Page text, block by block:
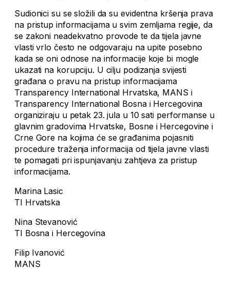
Sudionici su se složili da su evidentna kršenja prava
na pristup informacijama u svim zemljama regije, da
se zakoni neadekvatno provode te da tijela javne
vlasti vrlo često ne odgovaraju na upite posebno
kada se oni odnose na informacije koje bi mogle
ukazati na korupciju. U cilju podizanja svijesti
građana o pravu na pristup informacijama
Transparency International Hrvatska, MANS i
Transparency International Bosna i Hercegovina
organiziraju u petak 23. jula u 10 sati performanse u
glavnim gradovima Hrvatske, Bosne i Hercegovine i
Crne Gore na kojima će se građanima pojasniti
procedure traženja informacija od tijela javne vlasti
te pomagati pri ispunjavanju zahtjeva za pristup
informacijama.
Marina Lasic
TI Hrvatska
Nina Stevanović
TI Bosna i Hercegovina
Filip Ivanović
MANS